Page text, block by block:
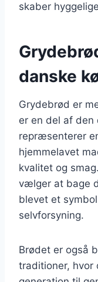
skaber
danske
Grydebrød er
er en del af den
repræsenterer
hjemmelavet
kvalitet og
vælger at bage
blevet et
selvforsyning.
Brødet er også
traditioner, hvor